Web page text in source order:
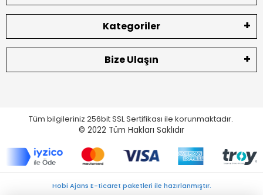
Kategoriler
Bize Ulaşın
Tüm bilgileriniz 256bit SSL Sertifikası ile korunmaktadır.
© 2022 Tüm Hakları Saklıdır
Hobi Ajans E-ticaret paketleri ile hazırlanmıştır.